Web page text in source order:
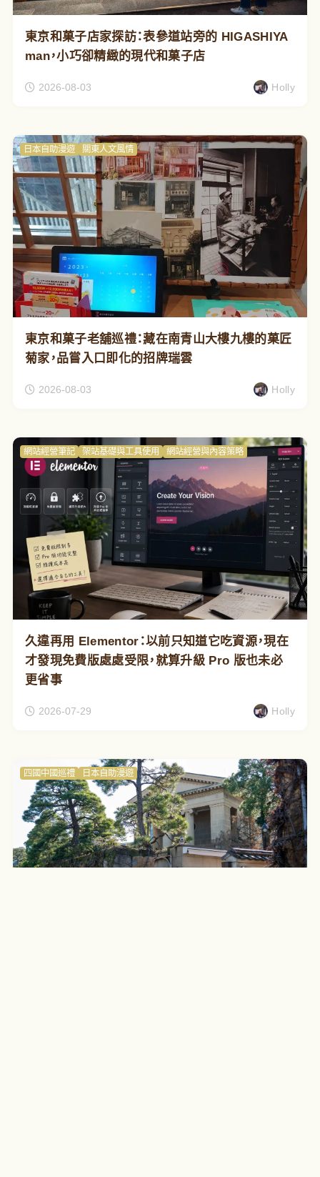
東京和菓子店家探訪：表參道站旁的 HIGASHIYA
man，小巧卻精緻的現代和菓子店
2026-08-03 Holly
東京和菓子老舖巡禮：藏在南青山大樓九樓的菓匠
菊家，品嘗入口即化的招牌瑞雲
2026-08-03 Holly
日本自助漫遊 關東人文風情
久違再用 Elementor：以前只知道它吃資源，現在
才發現免費版處處受限，就算升級 Pro 版也未必
更省事
2026-07-29 Holly
網站經營筆記 架站基礎與工具使用 網站經營與內容策略
四國中國巡禮 日本自助漫遊